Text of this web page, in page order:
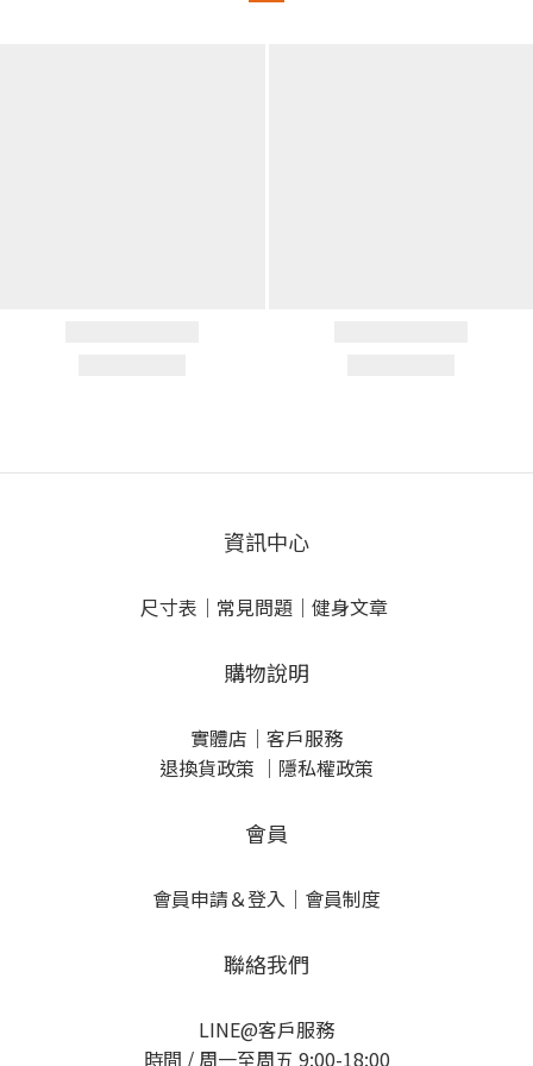
資訊中心
尺寸表 ｜ 常見問題 ｜ 健身文章
購物說明
實體店 ｜ 客戶服務
退換貨政策 ｜ 隱私權政策
會員
會員申請＆登入 ｜ 會員制度
聯絡我們
LINE@客戶服務
時間 / 周一至周五 9:00-18:00